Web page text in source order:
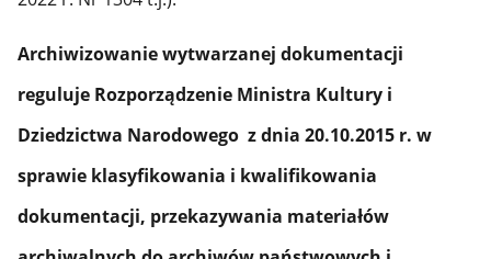
Archiwizowanie wytwarzanej dokumentacji
reguluje Rozporządzenie Ministra Kultury i
Dziedzictwa Narodowego z dnia 20.10.2015 r. w
sprawie klasyfikowania i kwalifikowania
dokumentacji, przekazywania materiałów